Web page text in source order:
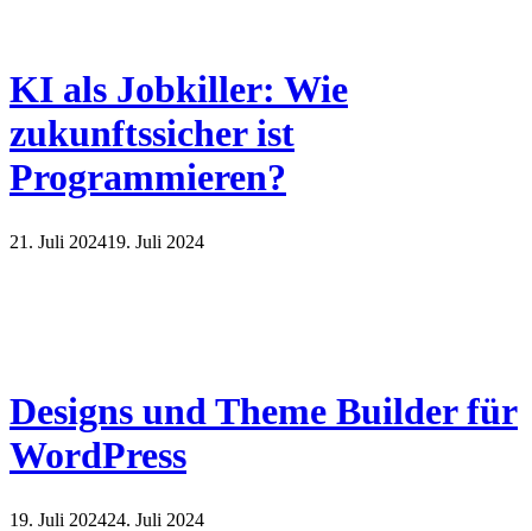
KI als Jobkiller: Wie
zukunftssicher ist
Programmieren?
21. Juli 202419. Juli 2024
Designs und Theme Builder für
WordPress
19. Juli 202424. Juli 2024